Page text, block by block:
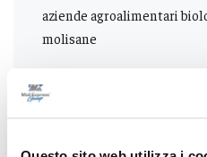
aziende agroalimentari
molisane
Tutti gli